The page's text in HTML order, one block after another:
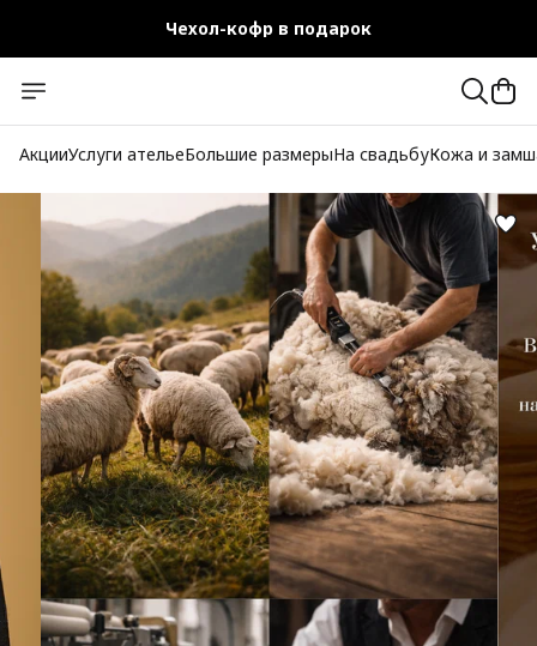
Чехол-кофр в подарок
Бесплатная доставка при заказе от 10 000 руб.
АкцииУслуги ательеБольшие размерыНа свадьбуКожа и